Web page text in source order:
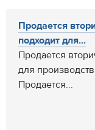
Продается
подходит для...
Продается
для
Продается...